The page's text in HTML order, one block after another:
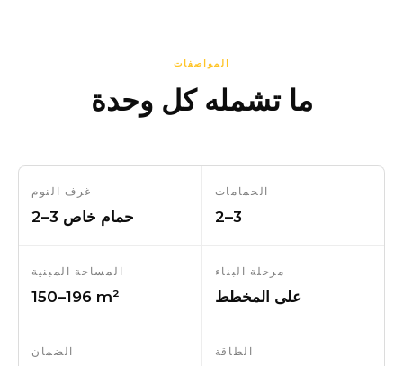
المواصفات
ما تشمله كل وحدة
غرف النوم
2–3 حمام خاص
الحمامات
2–3
المساحة المبنية
150–196 m²
مرحلة البناء
على المخطط
الضمان الطاقة